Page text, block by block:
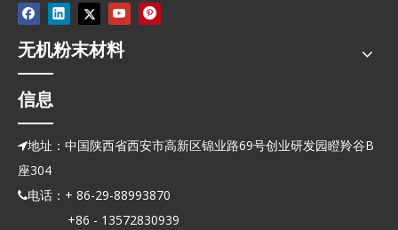
无机粉末材料
信息
地址：中国陕西省西安市高新区锦业路69号创业研发园瞪羚谷B
座304
电话：+ 86-29-88993870
+86 - 13572830939